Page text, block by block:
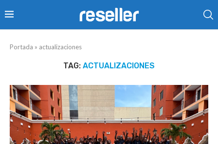
Portada » actualizaciones
TAG: ACTUALIZACIONES